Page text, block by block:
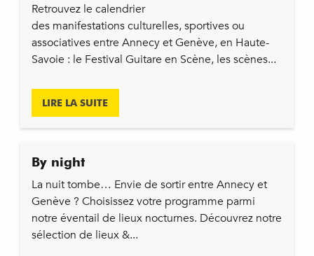
Retrouvez le calendrier
des manifestations culturelles, sportives ou
associatives entre Annecy et Genève, en Haute-
Savoie : le Festival Guitare en Scène, les scènes...
LIRE LA SUITE
By night
La nuit tombe… Envie de sortir entre Annecy et
Genève ? Choisissez votre programme parmi
notre éventail de lieux nocturnes. Découvrez notre
sélection de lieux &...